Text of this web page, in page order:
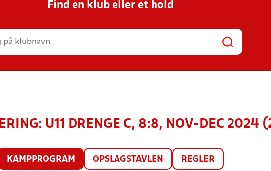
Find en klub eller et hold
U11 DRENGE C, 8:8, NOV-DEC 2024
KAMPPROGRAM OPSLAGSTAVLEN REGLER